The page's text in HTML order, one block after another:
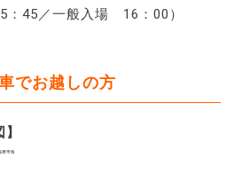
45／一般入場 16：00）
でお越しの方